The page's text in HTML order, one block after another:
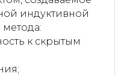
индуктивной
к скрытым